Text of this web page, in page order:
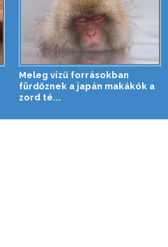
Meleg vizű forrásokban
fürdőznek a japán makákók a
zord té...